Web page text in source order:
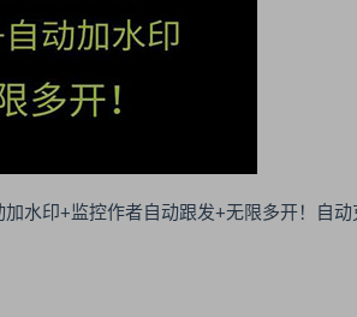
水印+监控作者自动跟发+无限多开！自动